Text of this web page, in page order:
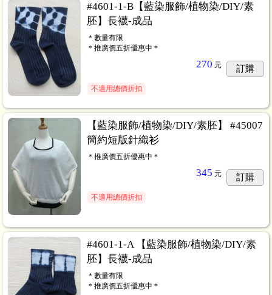
#4601-1-B【藍染服飾/植物染/DIY/素
胚】長襪-成品
＊數量有限
＊推廣價五折優惠中＊
270 元 訂購
不適用總價折扣
【藍染服飾/植物染/DIY/素胚】 #45007
簡約短版針織衫
＊推廣價五折優惠中＊
345 元 訂購
不適用總價折扣
#4601-1-A 【藍染服飾/植物染/DIY/素
胚】長襪-成品
＊數量有限
＊推廣價五折優惠中＊